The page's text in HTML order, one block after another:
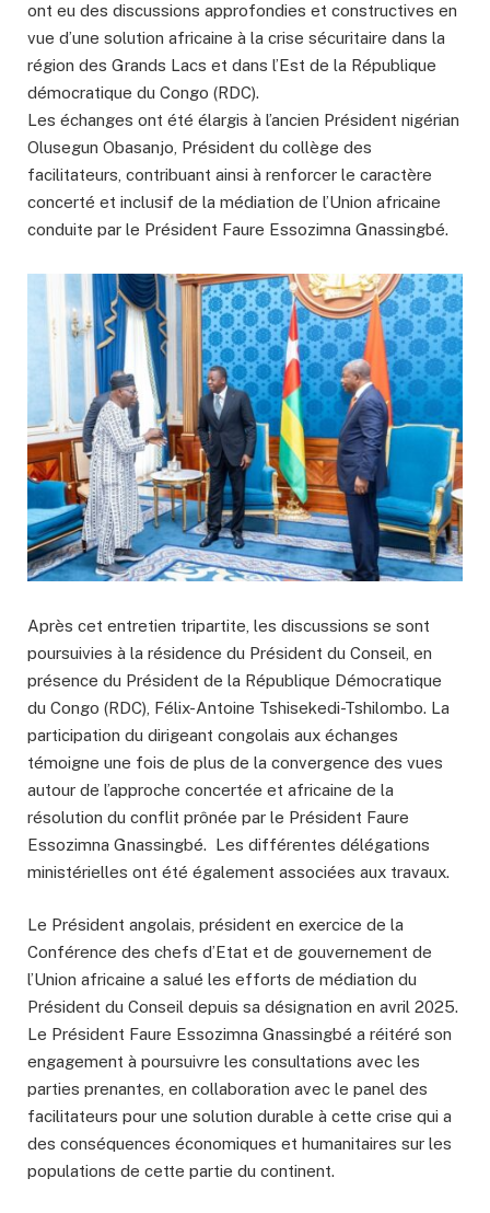
ont eu des discussions approfondies et constructives en
vue d’une solution africaine à la crise sécuritaire dans la
région des Grands Lacs et dans l’Est de la République
démocratique du Congo (RDC).
Les échanges ont été élargis à l’ancien Président nigérian
Olusegun Obasanjo, Président du collège des
facilitateurs, contribuant ainsi à renforcer le caractère
concerté et inclusif de la médiation de l’Union africaine
conduite par le Président Faure Essozimna Gnassingbé.
Après cet entretien tripartite, les discussions se sont
poursuivies à la résidence du Président du Conseil, en
présence du Président de la République Démocratique
du Congo (RDC), Félix-Antoine Tshisekedi-Tshilombo. La
participation du dirigeant congolais aux échanges
témoigne une fois de plus de la convergence des vues
autour de l’approche concertée et africaine de la
résolution du conflit prônée par le Président Faure
Essozimna Gnassingbé. Les différentes délégations
ministérielles ont été également associées aux travaux.
Le Président angolais, président en exercice de la
Conférence des chefs d’Etat et de gouvernement de
l’Union africaine a salué les efforts de médiation du
Président du Conseil depuis sa désignation en avril 2025.
Le Président Faure Essozimna Gnassingbé a réitéré son
engagement à poursuivre les consultations avec les
parties prenantes, en collaboration avec le panel des
facilitateurs pour une solution durable à cette crise qui a
des conséquences économiques et humanitaires sur les
populations de cette partie du continent.